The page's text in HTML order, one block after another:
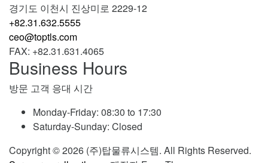
경기도 이천시 진상미로 2229-12
+82.31.632.5555
ceo@toptls.com
FAX: +82.31.631.4065
Business Hours
방문 고객 응대 시간
Monday-Friday: 08:30 to 17:30
Saturday-Sunday: Closed
Copyright © 2026 (주)탑물류시스템. All Rights Reserved.